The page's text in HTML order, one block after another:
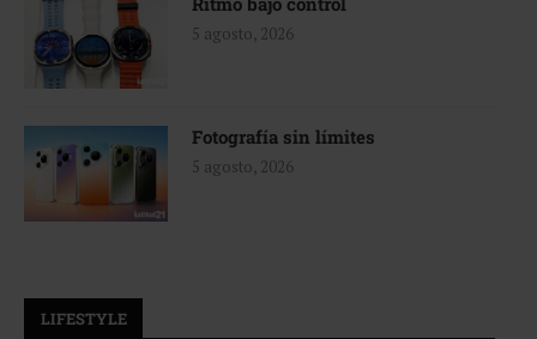
5 agosto, 2026
Fotografía sin límites
5 agosto, 2026
LIFESTYLE